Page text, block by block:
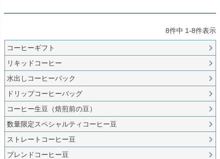
8件中 1-8件表示
コーヒーギフト
リキッドコーヒー
水出しコーヒーパック
ドリップコーヒーバッグ
コーヒー生豆（焙煎前の豆）
数量限定スペシャルティコーヒー豆
ストレートコーヒー豆
ブレンドコーヒー豆